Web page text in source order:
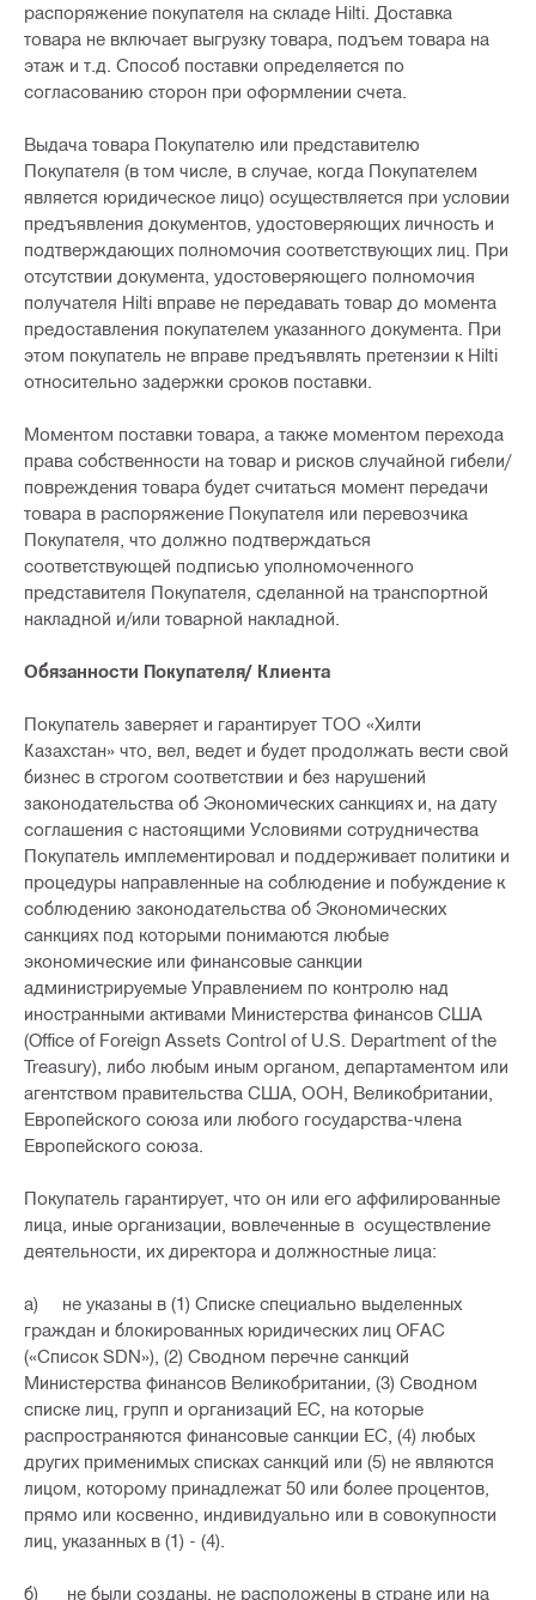
распоряжение покупателя на складе Hilti. Доставка
товара не включает выгрузку товара, подъем товара на
этаж и т.д. Способ поставки определяется по
согласованию сторон при оформлении счета.
Выдача товара Покупателю или представителю
Покупателя (в том числе, в случае, когда Покупателем
является юридическое лицо) осуществляется при условии
предъявления документов, удостоверяющих личность и
подтверждающих полномочия соответствующих лиц. При
отсутствии документа, удостоверяющего полномочия
получателя Hilti вправе не передавать товар до момента
предоставления покупателем указанного документа. При
этом покупатель не вправе предъявлять претензии к Hilti
относительно задержки сроков поставки.
Моментом поставки товара, а также моментом перехода
права собственности на товар и рисков случайной гибели/
повреждения товара будет считаться момент передачи
товара в распоряжение Покупателя или перевозчика
Покупателя, что должно подтверждаться
соответствующей подписью уполномоченного
представителя Покупателя, сделанной на транспортной
накладной и/или товарной накладной.
Обязанности Покупателя/ Клиента
Покупатель заверяет и гарантирует ТОО «Хилти
Казахстан» что, вел, ведет и будет продолжать вести свой
бизнес в строгом соответствии и без нарушений
законодательства об Экономических санкциях и, на дату
соглашения с настоящими Условиями сотрудничества
Покупатель имплементировал и поддерживает политики и
процедуры направленные на соблюдение и побуждение к
соблюдению законодательства об Экономических
санкциях под которыми понимаются любые
экономические или финансовые санкции
администрируемые Управлением по контролю над
иностранными активами Министерства финансов США
(Office of Foreign Assets Control of U.S. Department of the
Treasury), либо любым иным органом, департаментом или
агентством правительства США, ООН, Великобритании,
Европейского союза или любого государства-члена
Европейского союза.
Покупатель гарантирует, что он или его аффилированные
лица, иные организации, вовлеченные в осуществление
деятельности, их директора и должностные лица:
a) не указаны в (1) Списке специально выделенных
граждан и блокированных юридических лиц OFAC
(«Список SDN»), (2) Сводном перечне санкций
Министерства финансов Великобритании, (3) Сводном
списке лиц, групп и организаций ЕС, на которые
распространяются финансовые санкции ЕС, (4) любых
других применимых списках санкций или (5) не являются
лицом, которому принадлежат 50 или более процентов,
прямо или косвенно, индивидуально или в совокупности
лиц, указанных в (1) - (4).
б) не были созданы, не расположены в стране или на